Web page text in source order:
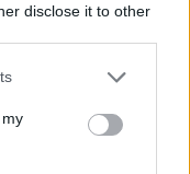
disclose it to other
or more Google
You may click to
third-party tags to
in below Google